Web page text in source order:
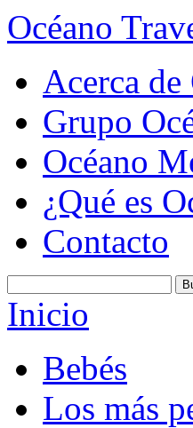
Océano
Acerca de
Grupo
Océano
¿Qué es
Contacto
Inicio
Bebés
Los más